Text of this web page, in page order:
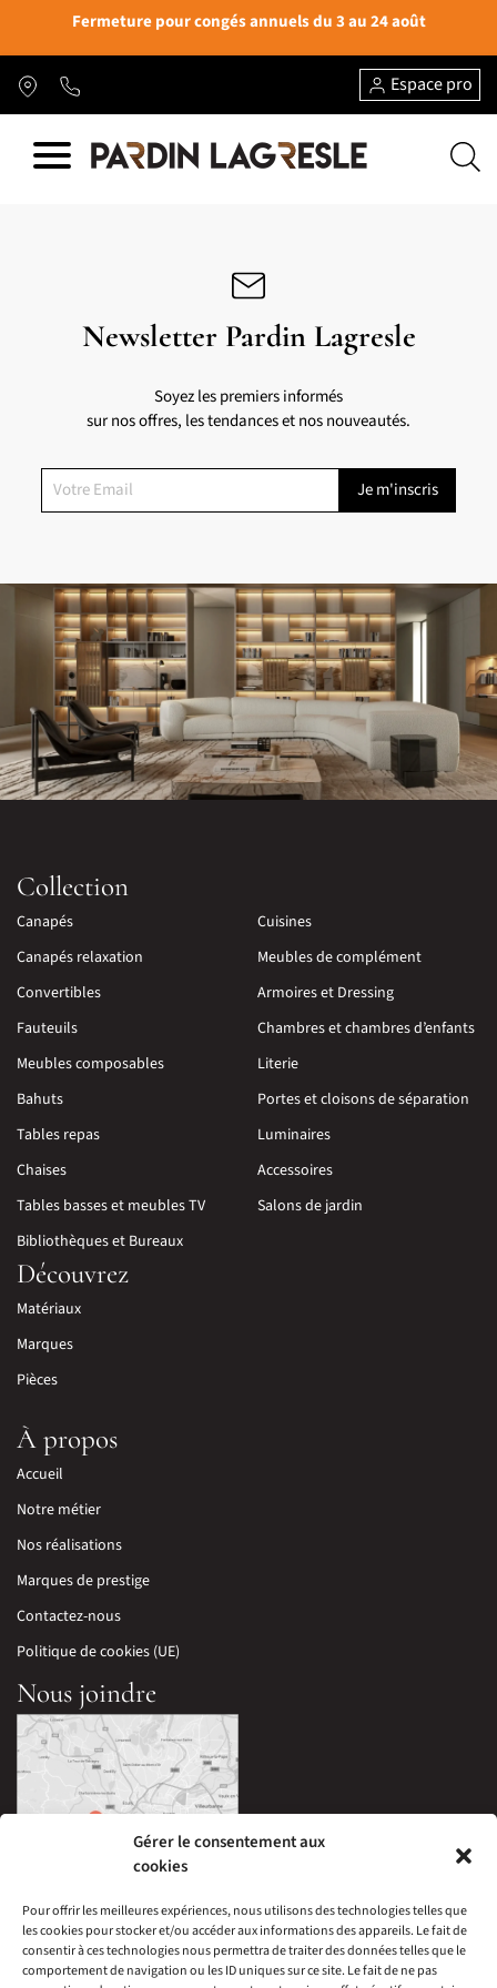
Gérer le consentement aux
cookies
Pour offrir les meilleures expériences, nous utilisons des technologies telles que
les cookies pour stocker et/ou accéder aux informations des appareils. Le fait de
consentir à ces technologies nous permettra de traiter des données telles que le
comportement de navigation ou les ID uniques sur ce site. Le fait de ne pas
Fermeture pour congés annuels du 3 au 24 août
Espace pro
Newsletter Pardin Lagresle
Soyez les premiers informés
sur nos offres, les tendances et nos nouveautés.
Collection
Canapés
Canapés relaxation
Convertibles
Fauteuils
Meubles composables
Bahuts
Tables repas
Chaises
Tables basses et meubles TV
Bibliothèques et Bureaux
Cuisines
Meubles de complément
Armoires et Dressing
Chambres et chambres d’enfants
Literie
Portes et cloisons de séparation
Luminaires
Accessoires
Salons de jardin
Découvrez
Matériaux
Marques
Pièces
À propos
Accueil
Notre métier
Nos réalisations
Marques de prestige
Contactez-nous
Politique de cookies (UE)
Nous joindre
33 Avenue Edouard Millaud,
69290 Craponne, France